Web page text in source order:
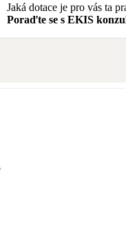
Jaká dotace je pro vás ta
Poraďte se s EKIS